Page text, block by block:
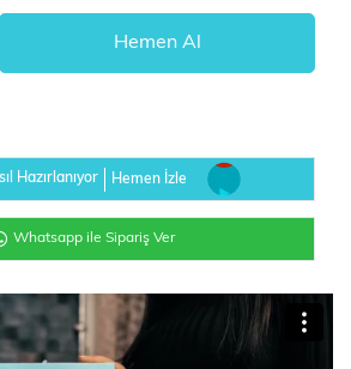
Hazırlanıyor Hemen İzle
Whatsapp ile Sipariş Ver